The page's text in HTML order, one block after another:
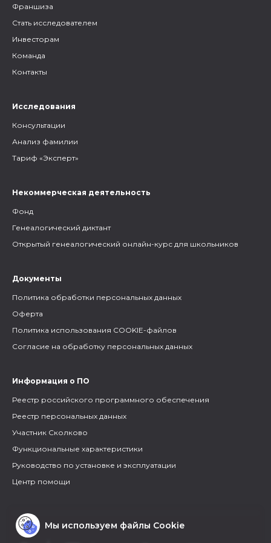
Франшиза
Стать исследователем
Инвесторам
Команда
Контакты
Исследования
Консультации
Анализ фамилии
Тариф «Эксперт»
Некоммерческая деятельность
Фонд
Генеалогический диктант
Открытый генеалогический онлайн-курс для школьников
Документы
Политика обработки персональных данных
Оферта
Политика использования COOKIE-файлов
Согласие на обработку персональных данных
Информация о ПО
Реестр российского программного обеспечения
Реестр персональных данных
Участник Сколково
Функциональные характеристики
Руководство по установке и эксплуатации
Центр помощи
Мы используем файлы Cookie